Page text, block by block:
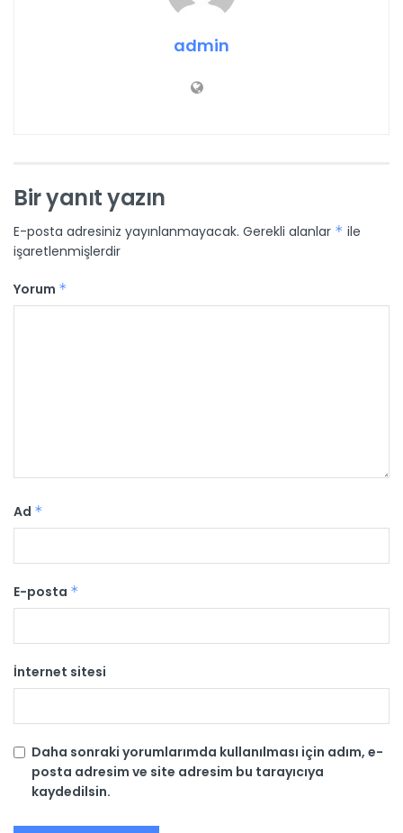
admin
Bir yanıt yazın
E-posta adresiniz yayınlanmayacak. Gerekli alanlar * ile
işaretlenmişlerdir
Yorum *
Ad *
E-posta *
İnternet sitesi
Daha sonraki yorumlarımda kullanılması için adım, e-
posta adresim ve site adresim bu tarayıcıya
kaydedilsin.